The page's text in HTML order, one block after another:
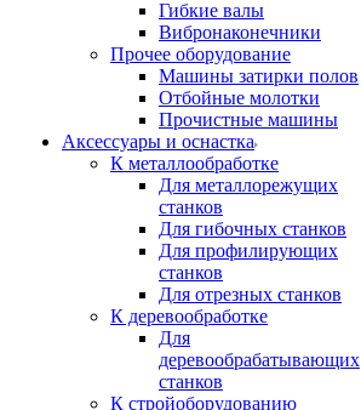
Гибкие валы
Вибронаконечники
Прочее оборудование
Машины затирки полов
Отбойные молотки
Прочистные машины
Аксeccyapы и оснастка
К металлообработке
Для металлорежущих
станков
Для гибочных станков
Для профилирующих
станков
Для отрезных станков
К деревообработке
Для
деревообрабатывающих
станков
К стройоборудованию